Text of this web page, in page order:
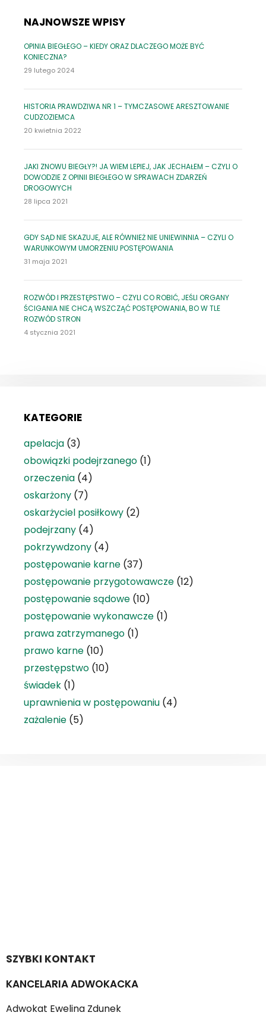
NAJNOWSZE WPISY
OPINIA BIEGŁEGO – KIEDY ORAZ DLACZEGO MOŻE BYĆ
KONIECZNA?
29 lutego 2024
HISTORIA PRAWDZIWA NR 1 – TYMCZASOWE ARESZTOWANIE
CUDZOZIEMCA
20 kwietnia 2022
JAKI ZNOWU BIEGŁY?! JA WIEM LEPIEJ, JAK JECHAŁEM – CZYLI O
DOWODZIE Z OPINII BIEGŁEGO W SPRAWACH ZDARZEŃ
DROGOWYCH
28 lipca 2021
GDY SĄD NIE SKAZUJE, ALE RÓWNIEŻ NIE UNIEWINNIA – CZYLI O
WARUNKOWYM UMORZENIU POSTĘPOWANIA
31 maja 2021
ROZWÓD I PRZESTĘPSTWO – CZYLI CO ROBIĆ, JEŚLI ORGANY
ŚCIGANIA NIE CHCĄ WSZCZĄĆ POSTĘPOWANIA, BO W TLE
ROZWÓD STRON
4 stycznia 2021
KATEGORIE
apelacja (3)
obowiązki podejrzanego (1)
orzeczenia (4)
oskarżony (7)
oskarżyciel posiłkowy (2)
podejrzany (4)
pokrzywdzony (4)
postępowanie karne (37)
postępowanie przygotowawcze (12)
postępowanie sądowe (10)
postępowanie wykonawcze (1)
prawa zatrzymanego (1)
prawo karne (10)
przestępstwo (10)
świadek (1)
uprawnienia w postępowaniu (4)
zażalenie (5)
SZYBKI KONTAKT
KANCELARIA ADWOKACKA
Adwokat Ewelina Zdunek